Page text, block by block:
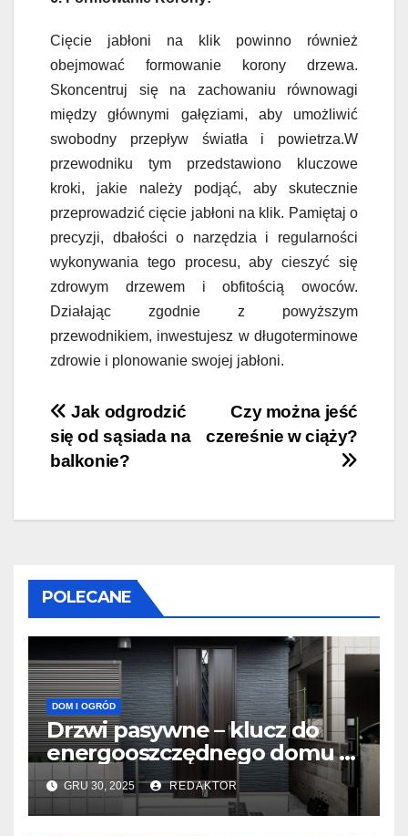
Cięcie jabłoni na klik powinno również
obejmować formowanie korony drzewa.
Skoncentruj się na zachowaniu równowagi
między głównymi gałęziami, aby umożliwić
swobodny przepływ światła i powietrza.W
przewodniku tym przedstawiono kluczowe
kroki, jakie należy podjąć, aby skutecznie
przeprowadzić cięcie jabłoni na klik. Pamiętaj o
precyzji, dbałości o narzędzia i regularności
wykonywania tego procesu, aby cieszyć się
zdrowym drzewem i obfitością owoców.
Działając zgodnie z powyższym
przewodnikiem, inwestujesz w długoterminowe
zdrowie i plonowanie swojej jabłoni.
Nawigacja
wpisu
Czy można jeść
czereśnie w ciąży?
Jak odgrodzić
się od sąsiada na
balkonie?
POLECANE
DOM I OGRÓD
Drzwi pasywne – klucz do
energooszczędnego domu w
Warszawie
GRU 30, 2025 REDAKTOR